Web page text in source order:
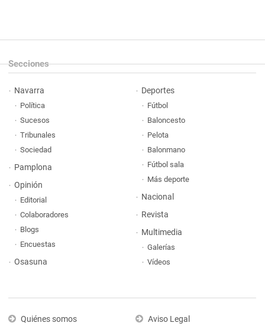
Secciones
Navarra
Política
Sucesos
Tribunales
Sociedad
Pamplona
Opinión
Editorial
Colaboradores
Blogs
Encuestas
Osasuna
Deportes
Fútbol
Baloncesto
Pelota
Balonmano
Fútbol sala
Más deporte
Nacional
Revista
Multimedia
Galerías
Vídeos
Quiénes somos Aviso Legal